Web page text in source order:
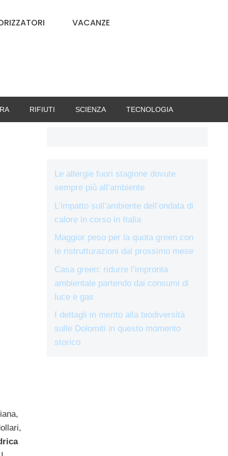
VACANZE
RIFIUTI SCIENZA TECNOLOGIA
Le allergie fuori stagione dovute
sempre più all’ambiente
L’impatto sull’ambiente dell’ondata di
calore in corso in Italia
Maggior peso per la quota green con
le ristrutturazioni dal prossimo mese
Casa green: ridurre l’impronta
ambientale partendo dai consumi di
luce e gas
I dettagli in merito alla biodiversità
sulle Dolomiti in questo momento
storico